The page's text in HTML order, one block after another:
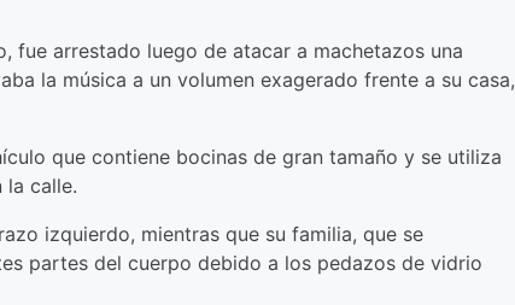
fue arrestado luego de atacar a machetazos una
la música a un volumen exagerado frente a su casa,
que contiene bocinas de gran tamaño y se utiliza
la calle.
izquierdo, mientras que su familia, que se
partes del cuerpo debido a los pedazos de vidrio